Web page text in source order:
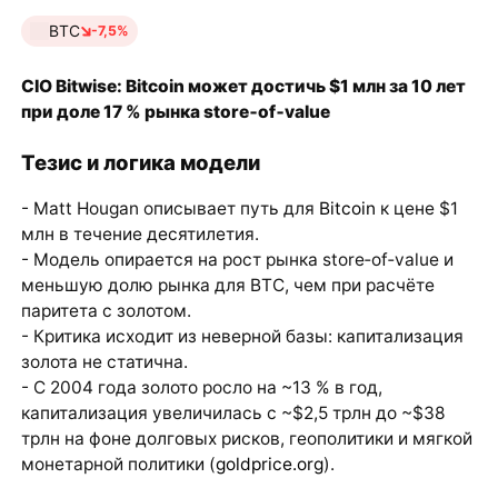
BTC -7,5%
CIO Bitwise: Bitcoin может достичь $1 млн за 10 лет
при доле 17 % рынка store‑of‑value
Тезис и логика модели
- Matt Hougan описывает путь для Bitcoin к цене $1
млн в течение десятилетия.
- Модель опирается на рост рынка store‑of‑value и
меньшую долю рынка для BTC, чем при расчёте
паритета с золотом.
- Критика исходит из неверной базы: капитализация
золота не статична.
- С 2004 года золото росло на ~13 % в год,
капитализация увеличилась с ~$2,5 трлн до ~$38
трлн на фоне долговых рисков, геополитики и мягкой
монетарной политики (goldprice.org).